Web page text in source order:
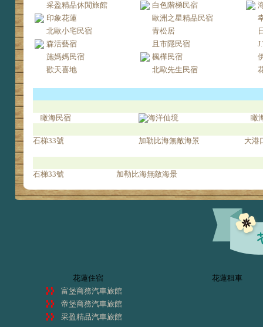
采盈精品休閒旅館
印象花蓮
北歐小宅民宿
森活藝宿
施媽媽民宿
歡天喜地
白色階梯民宿
歐洲之星精品民宿
青松居
且市隱民宿
楓樺民宿
北歐先生民宿
瞰海民宿 海洋仙境 瞰
石梯33號 加勒比海無敵海景 大港
石梯33號 加勒比海無敵海景
花蓮住宿
富堡商務汽車旅館
帝堡商務汽車旅館
采盈精品汽車旅館
花蓮租車